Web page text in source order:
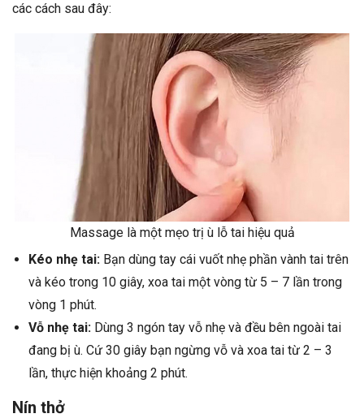
các cách sau đây:
Massage là một mẹo trị ù lỗ tai hiệu quả
Kéo nhẹ tai: Bạn dùng tay cái vuốt nhẹ phần vành tai trên
và kéo trong 10 giây, xoa tai một vòng từ 5 – 7 lần trong
vòng 1 phút.
Vỗ nhẹ tai: Dùng 3 ngón tay vỗ nhẹ và đều bên ngoài tai
đang bị ù. Cứ 30 giây bạn ngừng vỗ và xoa tai từ 2 – 3
lần, thực hiện khoảng 2 phút.
Nín thở